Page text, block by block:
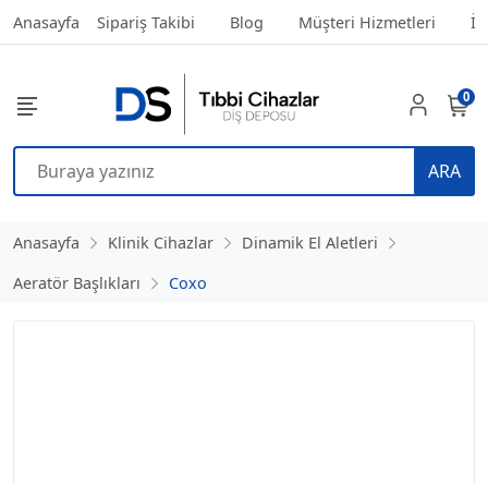
Anasayfa Sipariş Takibi Blog Müşteri Hizmetleri
ARA
0
Anasayfa Klinik Cihazlar
Dinamik El Aletleri
Aeratör Başlıkları
Coxo